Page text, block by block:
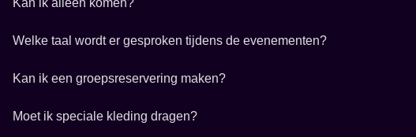
Kan ik alleen komen?
Welke taal wordt er gesproken tijdens de evenementen?
Kan ik een groepsreservering maken?
Moet ik speciale kleding dragen?